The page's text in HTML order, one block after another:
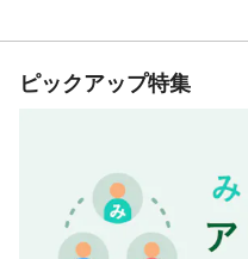
ピックアップ特集